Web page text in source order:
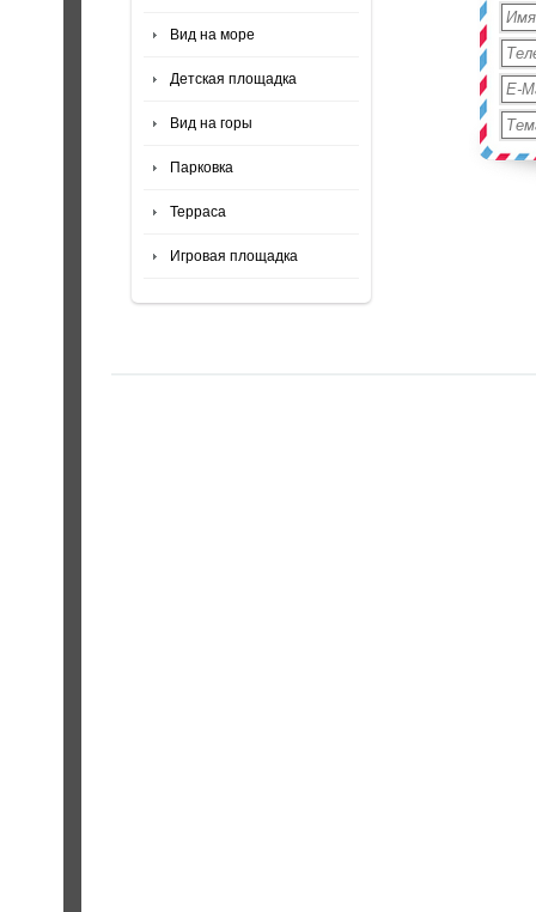
Вид на море
Детская площадка
Вид на горы
Парковка
Терраса
Игровая площадка